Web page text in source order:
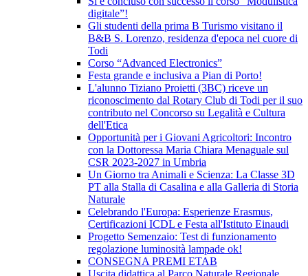
digitale”!
Gli studenti della prima B Turismo visitano il
B&B S. Lorenzo, residenza d'epoca nel cuore di
Todi
Corso “Advanced Electronics”
Festa grande e inclusiva a Pian di Porto!
L'alunno Tiziano Proietti (3BC) riceve un
riconoscimento dal Rotary Club di Todi per il suo
contributo nel Concorso su Legalità e Cultura
dell'Etica
Opportunità per i Giovani Agricoltori: Incontro
con la Dottoressa Maria Chiara Menaguale sul
CSR 2023-2027 in Umbria
Un Giorno tra Animali e Scienza: La Classe 3D
PT alla Stalla di Casalina e alla Galleria di Storia
Naturale
Celebrando l'Europa: Esperienze Erasmus,
Certificazioni ICDL e Festa all'Istituto Einaudi
Progetto Semenzaio: Test di funzionamento
regolazione luminosità lampade ok!
CONSEGNA PREMI ETAB